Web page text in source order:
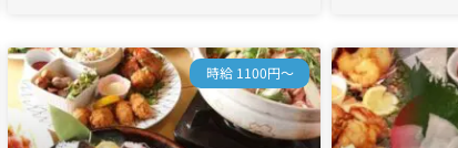
時給 1100円～